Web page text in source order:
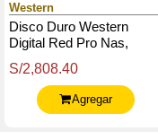
Western
Disco Duro Western
Digital Red Pro Nas,
6Gb / S 7200Rpm 3.5"
512Mb Cache
S/2,808.40
Agregar